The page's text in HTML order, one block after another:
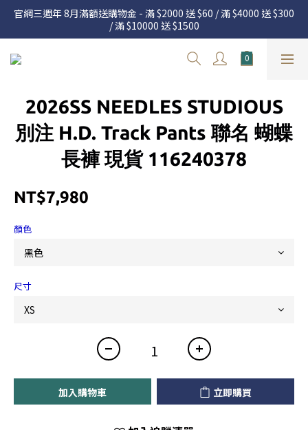
官網三週年 8月滿額送購物金 - 滿 $2000 送 $60 / 滿 $4000 送 $300
/ 滿 $10000 送 $1500
官網三週年 8月滿額送購物金 - 滿 $2000 送 $60 / 滿 $4000 送 $300
/ 滿 $10000 送 $1500
7.22 – 8.13 日本連線中，絕對讓你買到爆
度請詳閱公告
官網三週年 8月滿額送購物金 - 滿 $2000 送 $60 / 滿 $4000 送 $300
/ 滿 $10000 送 $1500
2026SS NEEDLES STUDIOUS
別注 H.D. Track Pants 聯名 蝴蝶
長褲 現貨 116240378
NT$7,980
顏色
尺寸
加入購物車 立即購買